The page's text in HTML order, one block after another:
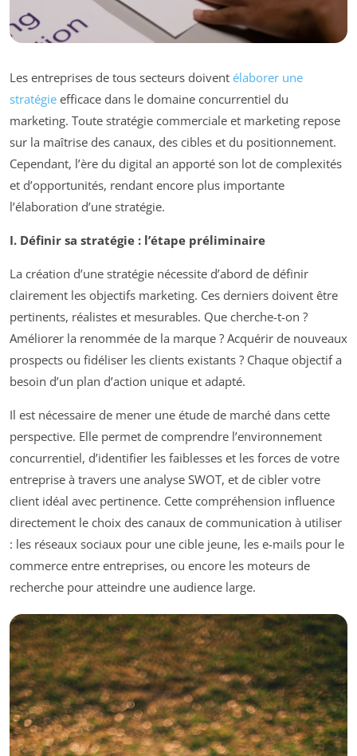
Les entreprises de tous secteurs doivent élaborer une
stratégie efficace dans le domaine concurrentiel du
marketing. Toute stratégie commerciale et marketing repose
sur la maîtrise des canaux, des cibles et du positionnement.
Cependant, l’ère du digital an apporté son lot de complexités
et d’opportunités, rendant encore plus importante
l’élaboration d’une stratégie.
I. Définir sa stratégie : l’étape préliminaire
La création d’une stratégie nécessite d’abord de définir
clairement les objectifs marketing. Ces derniers doivent être
pertinents, réalistes et mesurables. Que cherche-t-on ?
Améliorer la renommée de la marque ? Acquérir de nouveaux
prospects ou fidéliser les clients existants ? Chaque objectif a
besoin d’un plan d’action unique et adapté.
Il est nécessaire de mener une étude de marché dans cette
perspective. Elle permet de comprendre l’environnement
concurrentiel, d’identifier les faiblesses et les forces de votre
entreprise à travers une analyse SWOT, et de cibler votre
client idéal avec pertinence. Cette compréhension influence
directement le choix des canaux de communication à utiliser
: les réseaux sociaux pour une cible jeune, les e-mails pour le
commerce entre entreprises, ou encore les moteurs de
recherche pour atteindre une audience large.